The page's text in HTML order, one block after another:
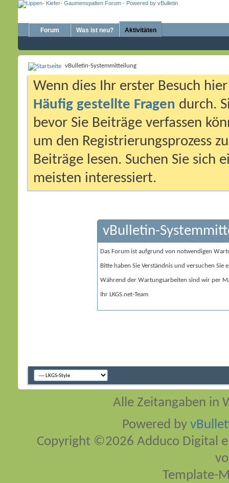
Forum Was ist neu? Aktivitäten
vBulletin-Systemmitteilung
Wenn dies Ihr erster Besuch
Häufig gestellte Fragen durch.
bevor Sie Beiträge verfassen
um den Registrierungsprozess
Beiträge lesen. Suchen Sie sich
meisten interessiert.
vBulletin-
Das Forum ist aufgrund von notwendigen
Bitte haben Sie Verständnis und versuchen Sie
Während der Wartungsarbeiten sind wir per
Ihr LKGS.net-Team
Alle Zeitangaben in
Powered by
Copyright ©2026 Adduco Digital
Template-